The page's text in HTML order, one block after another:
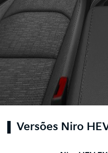
Versões Niro